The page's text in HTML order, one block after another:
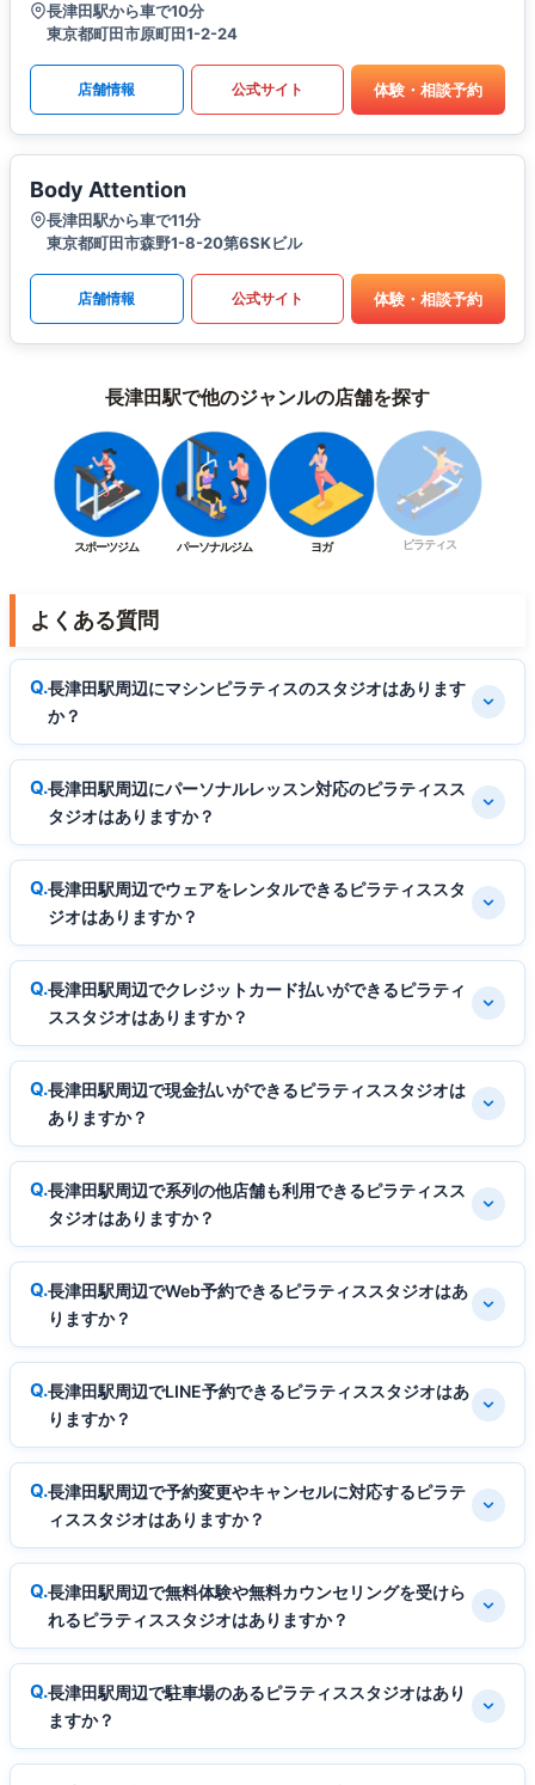
長津田駅から車で10分
東京都町田市原町田1-2-24
店舗情報 公式サイト 体験・相談予約
Body Attention
長津田駅から車で11分
東京都町田市森野1-8-20第6SKビル
店舗情報 公式サイト 体験・相談予約
長津田駅で他のジャンルの店舗を探す
スポーツジム パーソナルジム ヨガ ピラティス
よくある質問
長津田駅周辺にマシンピラティスのスタジオはあります
か？
長津田駅周辺にパーソナルレッスン対応のピラティスス
タジオはありますか？
長津田駅周辺でウェアをレンタルできるピラティススタ
ジオはありますか？
長津田駅周辺でクレジットカード払いができるピラティ
ススタジオはありますか？
長津田駅周辺で現金払いができるピラティススタジオは
ありますか？
長津田駅周辺で系列の他店舗も利用できるピラティスス
タジオはありますか？
長津田駅周辺でWeb予約できるピラティススタジオはあ
りますか？
長津田駅周辺でLINE予約できるピラティススタジオはあ
りますか？
長津田駅周辺で予約変更やキャンセルに対応するピラテ
ィススタジオはありますか？
長津田駅周辺で無料体験や無料カウンセリングを受けら
れるピラティススタジオはありますか？
長津田駅周辺で駐車場のあるピラティススタジオはあり
ますか？